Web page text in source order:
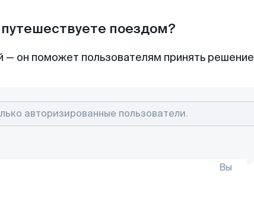
поездом?
— он поможет пользователям принять решение
Вы